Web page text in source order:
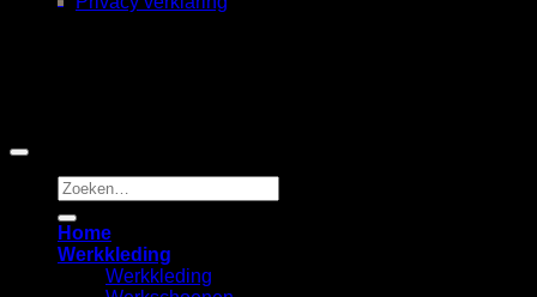
Zoeken
naar:
Home
Werkkleding
Werkkleding